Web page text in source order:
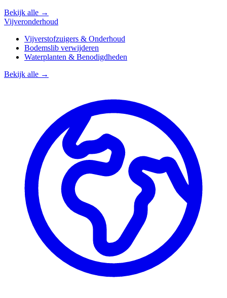
Bekijk alle →
Vijveronderhoud
Vijverstofzuigers & Onderhoud
Bodemslib verwijderen
Waterplanten & Benodigdheden
Bekijk alle →